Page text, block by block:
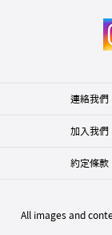
連絡我們
加入我們
約定條款
All images and